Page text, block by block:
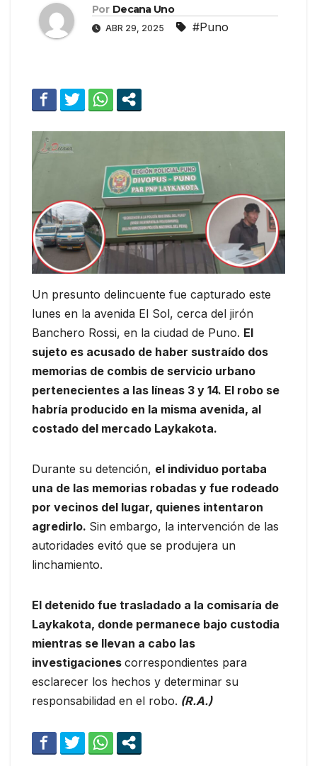
Por Decana Uno
ABR 29, 2025 #Puno
Un presunto delincuente fue capturado este
lunes en la avenida El Sol, cerca del jirón
Banchero Rossi, en la ciudad de Puno. El
sujeto es acusado de haber sustraído dos
memorias de combis de servicio urbano
pertenecientes a las líneas 3 y 14. El robo se
habría producido en la misma avenida, al
costado del mercado Laykakota.
Durante su detención, el individuo portaba
una de las memorias robadas y fue rodeado
por vecinos del lugar, quienes intentaron
agredirlo. Sin embargo, la intervención de las
autoridades evitó que se produjera un
linchamiento.
El detenido fue trasladado a la comisaría de
Laykakota, donde permanece bajo custodia
mientras se llevan a cabo las
investigaciones correspondientes para
esclarecer los hechos y determinar su
responsabilidad en el robo. (R.A.)